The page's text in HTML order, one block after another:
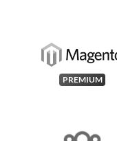
PREMIUM